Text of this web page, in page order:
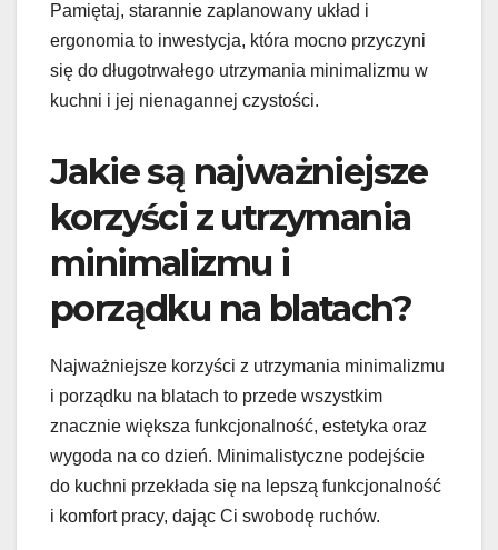
Pamiętaj, starannie zaplanowany układ i
ergonomia to inwestycja, która mocno przyczyni
się do długotrwałego utrzymania minimalizmu w
kuchni i jej nienagannej czystości.
Jakie są najważniejsze
korzyści z utrzymania
minimalizmu i
porządku na blatach?
Najważniejsze korzyści z utrzymania minimalizmu
i porządku na blatach to przede wszystkim
znacznie większa funkcjonalność, estetyka oraz
wygoda na co dzień. Minimalistyczne podejście
do kuchni przekłada się na lepszą funkcjonalność
i komfort pracy, dając Ci swobodę ruchów.